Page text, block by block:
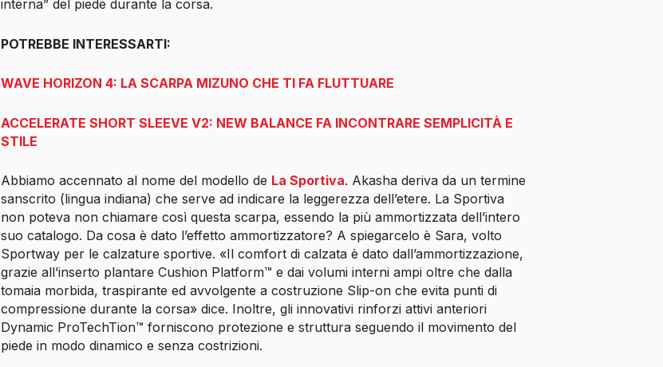
interna” del piede durante la corsa.
POTREBBE INTERESSARTI:
WAVE HORIZON 4: LA SCARPA MIZUNO CHE TI FA FLUTTUARE
ACCELERATE SHORT SLEEVE V2: NEW BALANCE FA INCONTRARE SEMPLICITÀ E
STILE
Abbiamo accennato al nome del modello de La Sportiva. Akasha deriva da un termine
sanscrito (lingua indiana) che serve ad indicare la leggerezza dell’etere. La Sportiva
non poteva non chiamare così questa scarpa, essendo la più ammortizzata dell’intero
suo catalogo. Da cosa è dato l’effetto ammortizzatore? A spiegarcelo è Sara, volto
Sportway per le calzature sportive. «Il comfort di calzata è dato dall’ammortizzazione,
grazie all’inserto plantare Cushion Platform™ e dai volumi interni ampi oltre che dalla
tomaia morbida, traspirante ed avvolgente a costruzione Slip-on che evita punti di
compressione durante la corsa»dice. Inoltre, gli innovativi rinforzi attivi anteriori
Dynamic ProTechTion™ forniscono protezione e struttura seguendo il movimento del
piede in modo dinamico e senza costrizioni.